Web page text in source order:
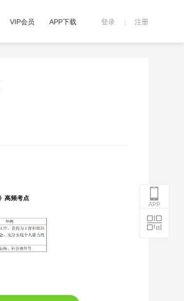
登录 注册
VIP会员 APP下载
APP